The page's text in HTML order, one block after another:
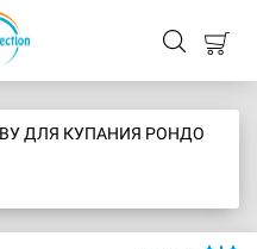
ДЛЯ КУПАНИЯ РОНДО